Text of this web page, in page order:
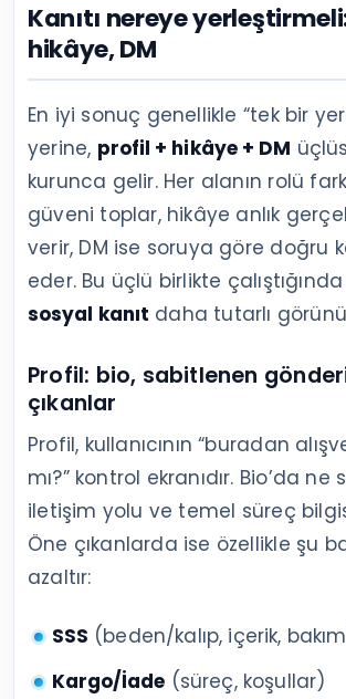
Kanıtı nereye
hikâye, DM
En iyi sonuç genellikle “tek bir
yerine, profil + hikâye + DM
kurunca gelir. Her alanın rolü
güveni toplar, hikâye anlık
verir, DM ise soruya göre doğru
eder. Bu üçlü birlikte çalıştığında
sosyal kanıt daha tutarlı
Profil: bio, sabitlenen
çıkanlar
Profil, kullanıcının “buradan
mı?” kontrol ekranıdır. Bio’da ne
iletişim yolu ve temel süreç
Öne çıkanlarda ise özellikle şu
azaltır:
SSS (beden/kalıp, içerik,
Kargo/İade (süreç, koşullar)